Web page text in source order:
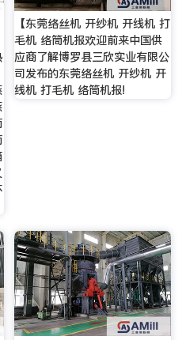
【东莞络丝机 开纱机 开线机 打
毛机 络筒机报欢迎前来中国供
应商了解博罗县三欣实业有限公
司发布的东莞络丝机 开纱机 开
线机 打毛机 络筒机报!